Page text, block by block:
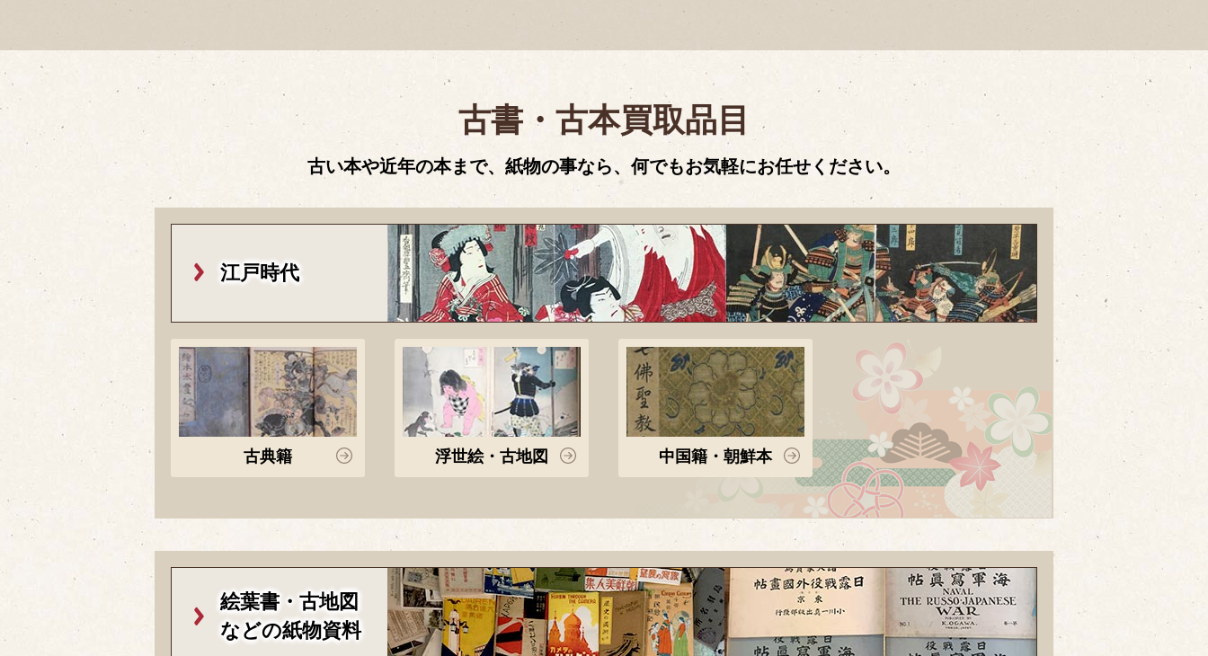
古書・古本買取品目
古い本や近年の本まで、紙物の事なら、何でもお気軽にお任せください。
江戸時代
古典籍 浮世絵・古地図 中国籍・朝鮮本
絵葉書・古地図
などの紙物資料